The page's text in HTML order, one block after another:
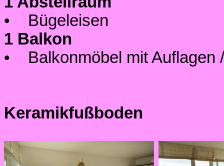
• Bügeleisen
1 Balkon
• Balkonmöbel mit Auflagen
Keramikfußboden